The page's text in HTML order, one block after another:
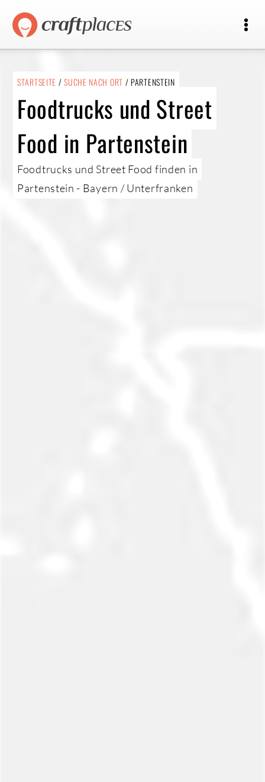
STARTSEITE /SUCHE NACH ORT / PARTENSTEIN
Foodtrucks und Street
Food in Partenstein
Foodtrucks und Street Food finden in
Partenstein - Bayern / Unterfranken